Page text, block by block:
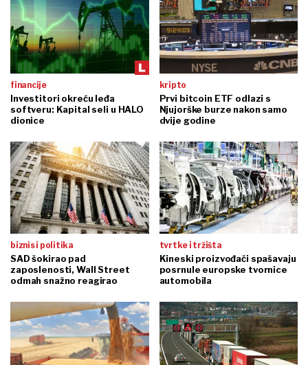
financije
Investitori okreću leđa
softveru: Kapital seli u HALO
dionice
kripto
Prvi bitcoin ETF odlazi s
Njujorške burze nakon samo
dvije godine
biznis i politika
SAD šokirao pad
zaposlenosti, Wall Street
odmah snažno reagirao
tvrtke i tržišta
Kineski proizvođači spašavaju
posrnule europske tvornice
automobila